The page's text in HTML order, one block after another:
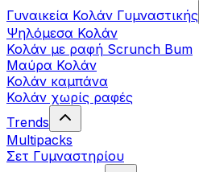
Γυναικεία Κολάν Γυμναστικής
Ψηλόμεσα Κολάν
Κολάν με ραφή Scrunch Bum
Μαύρα Κολάν
Κολάν καμπάνα
Κολάν χωρίς ραφές
Trends
Multipacks
Σετ Γυμναστηρίου